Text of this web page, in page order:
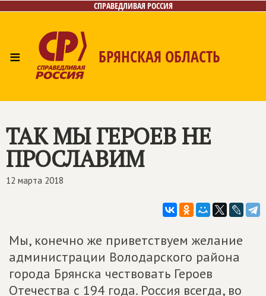
СПРАВЕДЛИВАЯ РОССИЯ
≡ БРЯНСКАЯ ОБЛАСТЬ
Контакты
ТАК МЫ ГЕРОЕВ НЕ
ПРОСЛАВИМ
12 марта 2018
Мы, конечно же приветствуем желание
администрации Володарского района
города Брянска чествовать Героев
Отечества с 194 года. Россия всегда, во